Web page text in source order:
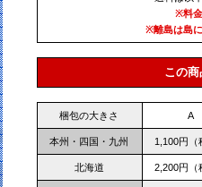
※料
※離島は島
この
梱包の大きさ A
本州・四国・九州 1,100円（
北海道 2,200円（